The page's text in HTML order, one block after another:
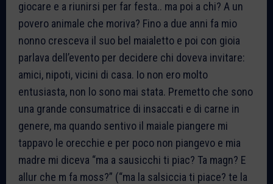
giocare e a riunirsi per far festa.. ma poi a chi? A un
povero animale che moriva? Fino a due anni fa mio
nonno cresceva il suo bel maialetto e poi con gioia
parlava dell’evento per decidere chi doveva invitare:
amici, nipoti, vicini di casa. Io non ero molto
entusiasta, non lo sono mai stata. Premetto che sono
una grande consumatrice di insaccati e di carne in
genere, ma quando sentivo il maiale piangere mi
tappavo le orecchie e per poco non piangevo e mia
madre mi diceva “ma a sausicchi ti piac? Ta magn? E
allur che m fa moss?” (“ma la salsiccia ti piace? te la